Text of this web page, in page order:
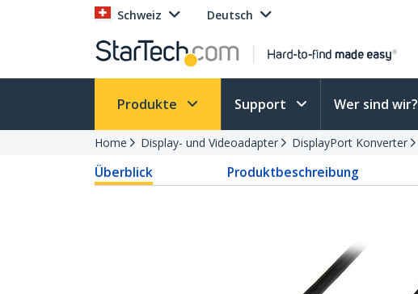
Schweiz Deutsch
Produkte Support Wer sind wir?
Home Display- und Videoadapter DisplayPort Konverter
Überblick Produktbeschreibung